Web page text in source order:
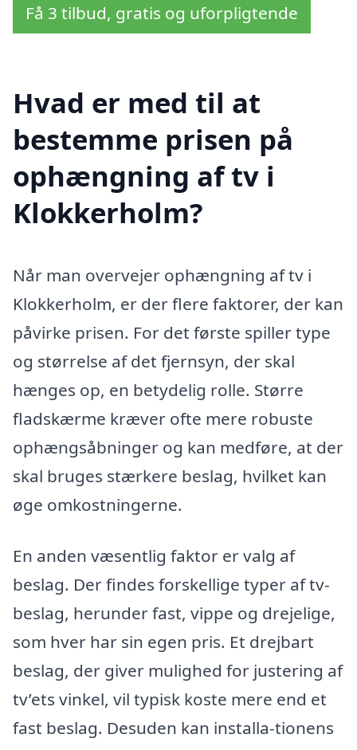
Få 3 tilbud, gratis og uforpligtende
Hvad er med til at
bestemme prisen på
ophængning af tv i
Klokkerholm?
Når man overvejer ophængning af tv i
Klokkerholm, er der flere faktorer, der kan
påvirke prisen. For det første spiller type
og størrelse af det fjernsyn, der skal
hænges op, en betydelig rolle. Større
fladskærme kræver ofte mere robuste
ophængsåbninger og kan medføre, at der
skal bruges stærkere beslag, hvilket kan
øge omkostningerne.
En anden væsentlig faktor er valg af
beslag. Der findes forskellige typer af tv-
beslag, herunder fast, vippe og drejelige,
som hver har sin egen pris. Et drejbart
beslag, der giver mulighed for justering af
tv’ets vinkel, vil typisk koste mere end et
fast beslag. Desuden kan installa-tionens